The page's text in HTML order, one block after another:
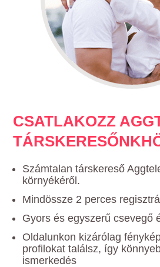
CSATLAKOZZ
Számtalan társkereső
környékéről.
Mindössze 2 perces
Gyors és egyszerű csevegő
Oldalunkon kizárólag
profilokat találsz, így
ismerkedés